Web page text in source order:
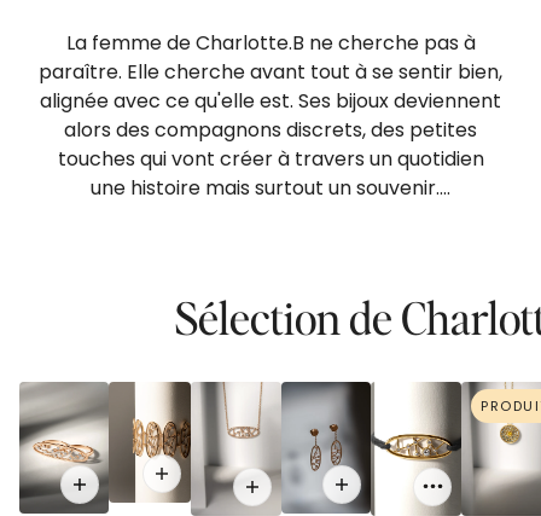
La femme de Charlotte.B ne cherche pas à
paraître. Elle cherche avant tout à se sentir bien,
alignée avec ce qu'elle est. Ses bijoux deviennent
alors des compagnons discrets, des petites
touches qui vont créer à travers un quotidien
une histoire mais surtout un souvenir....
Sélection de